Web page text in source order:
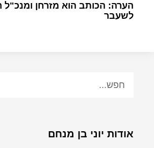
הערה: הכותב הוא מזרחן ומנכ"ל
לשעבר
אודות יוני בן מנחם